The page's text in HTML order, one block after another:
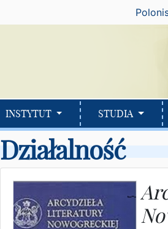
INSTYTUT STUDIA
Działalność